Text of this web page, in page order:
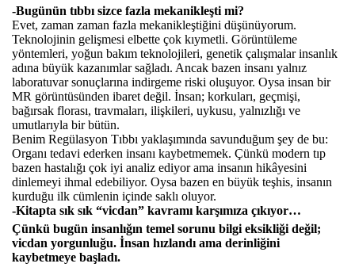
-Bugünün tıbbı sizce fazla mekanikleşti mi?
Evet, zaman zaman fazla mekanikleştiğini düşünüyorum.
Teknolojinin gelişmesi elbette çok kıymetli. Görüntüleme
yöntemleri, yoğun bakım teknolojileri, genetik çalışmalar insanlık
adına büyük kazanımlar sağladı. Ancak bazen insanı yalnız
laboratuvar sonuçlarına indirgeme riski oluşuyor. Oysa insan bir
MR görüntüsünden ibaret değil. İnsan; korkuları, geçmişi,
bağırsak florası, travmaları, ilişkileri, uykusu, yalnızlığı ve
umutlarıyla bir bütün.
Benim Regülasyon Tıbbı yaklaşımında savunduğum şey de bu:
Organı tedavi ederken insanı kaybetmemek. Çünkü modern tıp
bazen hastalığı çok iyi analiz ediyor ama insanın hikâyesini
dinlemeyi ihmal edebiliyor. Oysa bazen en büyük teşhis, insanın
kurduğu ilk cümlenin içinde saklı oluyor.
-Kitapta sık sık “vicdan” kavramı karşımıza çıkıyor…
Çünkü bugün insanlığın temel sorunu bilgi eksikliği değil;
vicdan yorgunluğu. İnsan hızlandı ama derinliğini
kaybetmeye başladı.